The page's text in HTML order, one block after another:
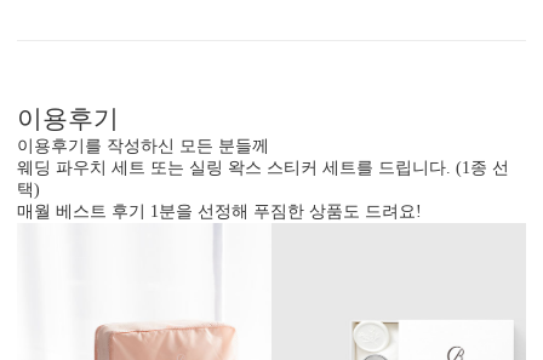
기본 주소형, 디자인형, 문구 인쇄 등 다양한 편집을 제공합니다.
실용성과 감성을 모두 담으세요.
이용후기
이용후기를 작성하신 모든 분들께
웨딩 파우치 세트 또는 실링 왁스 스티커 세트를 드립니다. (1종 선
택)
매월 베스트 후기 1분을 선정해 푸짐한 상품도 드려요!